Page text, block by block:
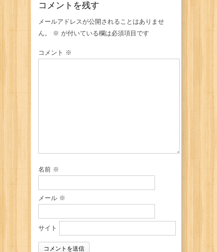
コメントを残す
メールアドレスが公開されることはありませ
ん。
※ が付いている欄は必須項目です
コメント ※
名前 ※
メール ※
サイト